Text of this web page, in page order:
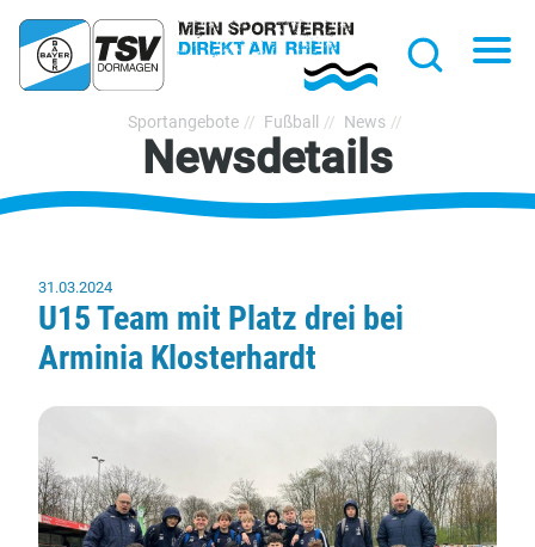
TSV
Bayer
Dormagen
1920
Sportangebote Fußball News
Newsdetails
31.03.2024
U15 Team mit Platz drei bei
Arminia Klosterhardt